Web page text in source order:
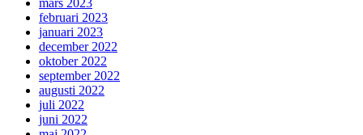
februari 2023
januari 2023
december 2022
oktober 2022
september 2022
augusti 2022
juli 2022
juni 2022